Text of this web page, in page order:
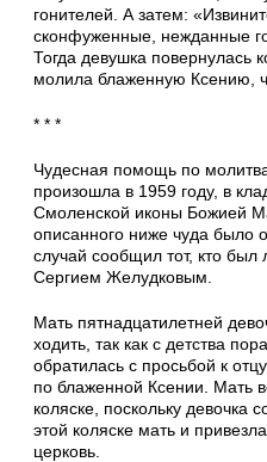
гонителей. А затем:
сконфуженные, нежданные
Тогда девушка повернулась
молила блаженную Ксению,
* * *
Чудесная помощь по
произошла в 1959 году, в
Смоленской иконы Божией
описанного ниже чуда было
случай сообщил тот, кто был
Сергием Желудковым.
Мать пятнадцатилетней
ходить, так как с детства
обратилась с просьбой к
по блажен­ной Ксении. Мать
коляске, поскольку девочка
этой коляске мать и
церковь.